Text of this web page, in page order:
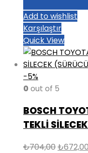
Add to wishlist
Karşılaştır
Quick View
-5%
0 out of 5
BOSCH
TEKLİ
₺704,00Orijinal
₺672,00